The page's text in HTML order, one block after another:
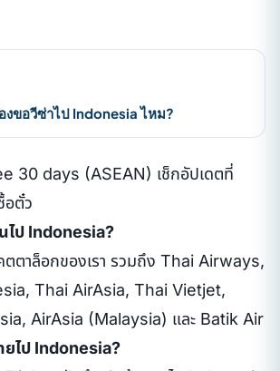
ขอวีซ่าไป Indonesia ไหม?
30 days (ASEAN) เช็กอัปเดตที่
ตั๋ว
ไป Indonesia?
ตตาล็อกของเรา รวมถึง Thai Airways,
Thai AirAsia, Thai Vietjet,
AirAsia (Malaysia) และ Batik Air
ยไป Indonesia?